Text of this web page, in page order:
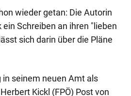
wieder getan: Die Autorin
Schreiben an ihren "lieben
sich darin über die Pläne
in seinem neuen Amt als
Kickl (FPÖ) Post von